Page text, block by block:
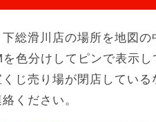
総滑川店の場所を地図
色分けしてピンで表示し
じ売り場が閉店している
ください。